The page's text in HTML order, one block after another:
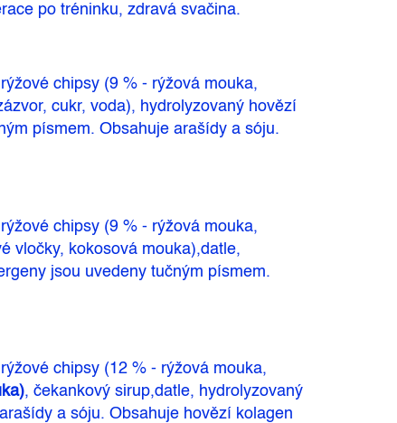
po tréninku, zdravá svačina.
chipsy (9 % - rýžová mouka,
cukr, voda), hydrolyzovaný hovězí
písmem. Obsahuje arašídy a sóju.
chipsy (9 % - rýžová mouka,
vločky, kokosová mouka),datle,
jsou uvedeny tučným písmem.
chipsy (12 % - rýžová mouka,
, čekankový sirup,datle, hydrolyzovaný
a sóju. Obsahuje hovězí kolagen